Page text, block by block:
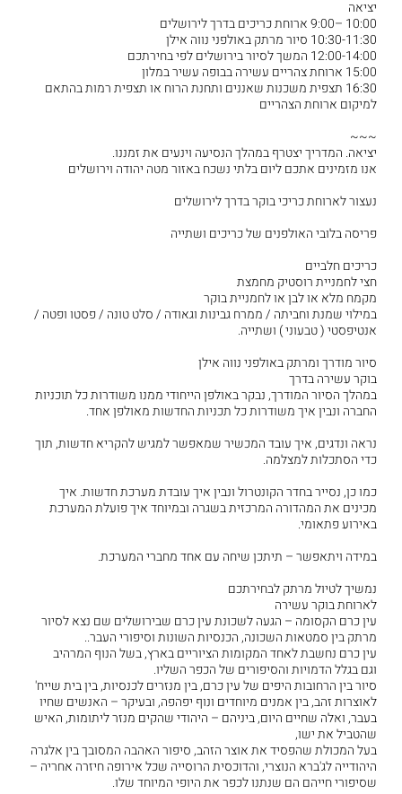
יציאה
10:00 –9:00 ארוחת כריכים בדרך לירושלים
10:30-11:30 סיור מרתק באולפני נווה אילן
12:00-14:00 המשך לסיור בירושלים לפי בחירתכם
15:00 ארוחת צהריים עשירה בבופה עשיר במלון
16:30 תצפית משכנות שאננים ותחנת הרוח או תצפית רמות בהתאם
למיקום ארוחת הצהריים
~~~
יציאה. המדריך יצטרף במהלך הנסיעה וינעים את זמננו.
אנו מזמינים אתכם ליום בלתי נשכח באזור מטה יהודה וירושלים
נעצור לארוחת כריכי בוקר בדרך לירושלים
פריסה בלובי האולפנים של כריכים ושתייה
כריכים חלביים
חצי לחמניית רוסטיק מחמצת
מקמח מלא או לבן או לחמניית בוקר
במילוי שמנת וחביתה / ממרח גבינות וגאודה / סלט טונה / פסטו ופטה /
אנטיפסטי ( טבעוני ) ושתייה.
סיור מודרך ומרתק באולפני נווה אילן
בוקר עשירה בדרך
במהלך הסיור המודרך, נבקר באולפן הייחודי ממנו משודרות כל תוכניות
החברה ונבין איך משודרות כל תכניות החדשות מאולפן אחד.
נראה ונדגים, איך עובד המכשיר שמאפשר למגיש להקריא חדשות, תוך
כדי הסתכלות למצלמה.
כמו כן, נסייר בחדר הקונטרול ונבין איך עובדת מערכת חדשות. איך
מכינים את המהדורה המרכזית בשגרה ובמיוחד איך פועלת המערכת
באירוע פתאומי.
במידה ויתאפשר – תיתכן שיחה עם אחד מחברי המערכת.
נמשיך לטיול מרתק לבחירתכם
לארוחת בוקר עשירה
עין כרם הקסומה – הגעה לשכונת עין כרם שבירושלים שם נצא לסיור
מרתק בין סמטאות השכונה, הכנסיות השונות וסיפורי העבר..
עין כרם נחשבת לאחד המקומות הציוריים בארץ, בשל הנוף המרהיב
וגם בגלל הדמויות והסיפורים של הכפר השליו.
סיור בין הרחובות היפים של עין כרם, בין מנזרים לכנסיות, בין בית שייח'
לאוצרות זהב, בין אמנים מיוחדים ונוף יפהפה, ובעיקר – האנשים שחיו
בעבר, ואלה שחיים היום, ביניהם – היהודי שהקים מנזר ליתומות, האיש
שהטביל את ישו,
בעל המכולת שהפסיד את אוצר הזהב, סיפור האהבה המסובך בין אלגרה
היהודייה לג'ברא הנוצרי, והדוכסית הרוסייה שכל אירופה חיזרה אחריה –
שסיפורי חייהם הם שנתנו לכפר את היופי המיוחד שלו.